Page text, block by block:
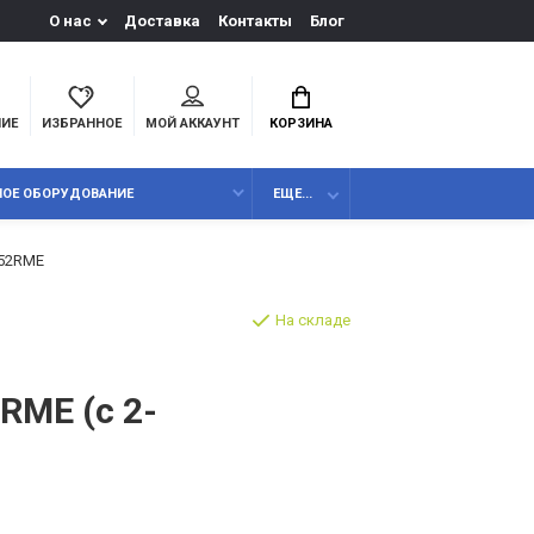
О нас Доставка Контакты Блог
ИЗБРАННОЕ МОЙ АККАУНТ КОРЗИНА
ОБОРУДОВАНИЕ ЕЩЕ...
(с 2-
На складе